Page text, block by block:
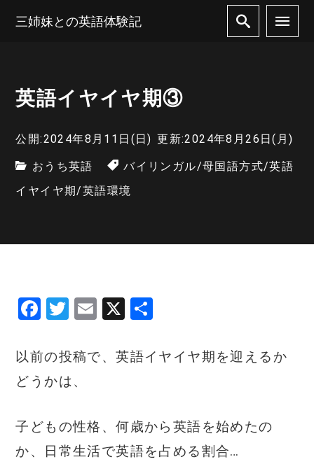
三姉妹との英語体験記
英語イヤイヤ期③
公開:2024年8月11日(日) 更新:2024年8月26日(月)
おうち英語 バイリンガル/母国語方式/英語
イヤイヤ期/英語環境
F
c
e
o
o
T
it
te
E
ai
X
以前の投稿で、英語イヤイヤ期を迎えるか
どうかは、
子どもの性格、何歳から英語を始めたの
か、日常生活で英語を占める割合…